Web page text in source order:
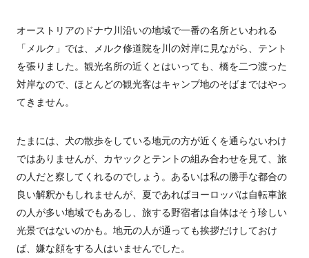
オーストリアのドナウ川沿いの地域で一番の名所といわれる
「メルク」では、メルク修道院を川の対岸に見ながら、テント
を張りました。観光名所の近くとはいっても、橋を二つ渡った
対岸なので、ほとんどの観光客はキャンプ地のそばまではやっ
てきません。
たまには、犬の散歩をしている地元の方が近くを通らないわけ
ではありませんが、カヤックとテントの組み合わせを見て、旅
の人だと察してくれるのでしょう。あるいは私の勝手な都合の
良い解釈かもしれませんが、夏であればヨーロッパは自転車旅
の人が多い地域でもあるし、旅する野宿者は自体はそう珍しい
光景ではないのかも。地元の人が通っても挨拶だけしておけ
ば、嫌な顔をする人はいませんでした。